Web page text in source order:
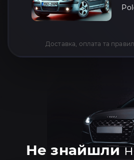
Доставка, оплата та
Не знайшли